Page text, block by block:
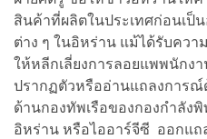
สินค้าที่ผลิตในประเทศก่อนเป็
ต่าง ๆ ในอิหร่าน แม้ได้รับคว
ให้หลีกเลี่ยงการลอยแพพนักง
ปรากฏตัวหรืออ่านแถลงการณ์
ด้านกองทัพเรือของกองกำลัง
อิหร่าน หรือไออาร์จีซี ออกแ